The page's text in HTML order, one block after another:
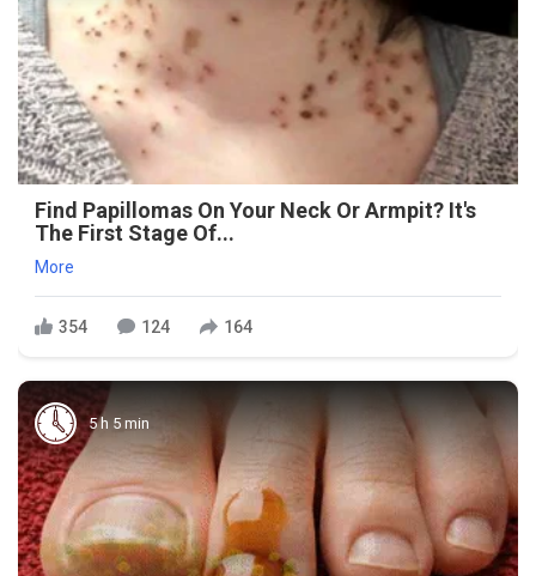
Find Papillomas On Your Neck Or Armpit? It's
The First Stage Of...
More
354 124 164
5 h 5 min